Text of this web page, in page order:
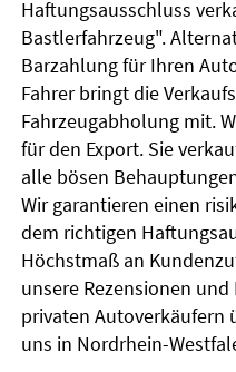
Haftungsausschluss
Bastlerfahrzeug".
Barzahlung für Ihren
Fahrer bringt die
Fahrzeugabholung mit.
für den Export. Sie
alle bösen
Wir garantieren einen
dem richtigen
Höchstmaß an
unsere Rezensionen
privaten Autoverkäufern
uns in Nordrhein-